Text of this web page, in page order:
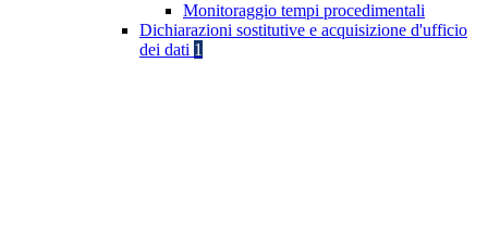
Monitoraggio tempi procedimentali
Dichiarazioni sostitutive e acquisizione d'ufficio
dei dati 1